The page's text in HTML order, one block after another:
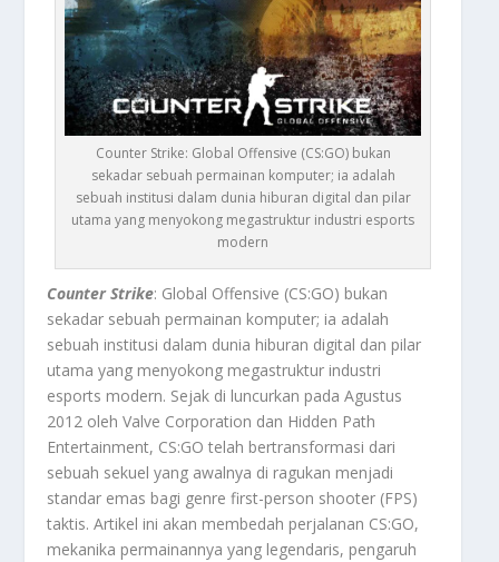
Counter Strike: Global Offensive (CS:GO) bukan
sekadar sebuah permainan komputer; ia adalah
sebuah institusi dalam dunia hiburan digital dan pilar
utama yang menyokong megastruktur industri esports
modern
Counter Strike: Global Offensive (CS:GO) bukan
sekadar sebuah permainan komputer; ia adalah
sebuah institusi dalam dunia hiburan digital dan pilar
utama yang menyokong megastruktur industri
esports modern. Sejak di luncurkan pada Agustus
2012 oleh Valve Corporation dan Hidden Path
Entertainment, CS:GO telah bertransformasi dari
sebuah sekuel yang awalnya di ragukan menjadi
standar emas bagi genrefirst-person shooter (FPS)
taktis. Artikel ini akan membedah perjalanan CS:GO,
mekanika permainannya yang legendaris, pengaruh